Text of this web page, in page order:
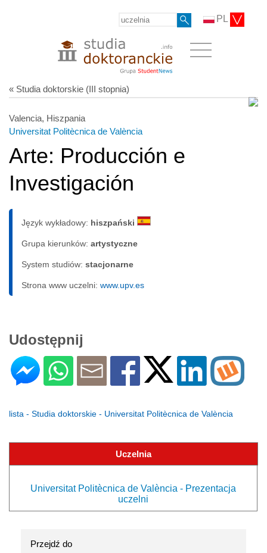
PL
« Studia doktorskie (III stopnia)
Valencia, Hiszpania
Universitat Politècnica de València
Arte: Producción e
Investigación
Język wykładowy: hiszpański
Grupa kierunków: artystyczne
System studiów: sta­cjo­nar­ne
Strona www uczelni: www.upv.es
Udostępnij
lista - Studia doktorskie - Universitat Politècnica de València
Uczelnia
Universitat Politècnica de València - Prezentacja
uczelni
Przejdź do